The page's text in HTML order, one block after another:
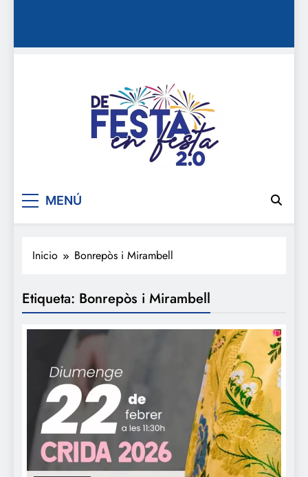
De festa en festa 2.0
MENÚ
Inicio Bonrepòs i Mirambell
Etiqueta: Bonrepòs i Mirambell